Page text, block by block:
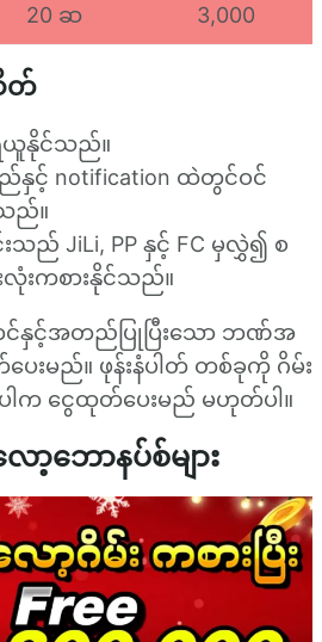
20 ဆ 3,000
တ်
ယူနိုင်သည်။
နှင့် notification ထဲတွင်ဝင်
ည်။
သည် JiLi, PP နှင့် FC မှလွှဲ၍ စ
းလုံးကစားနိုင်သည်။
င်နှင့်အတည်ပြုပြီးသော ဘဏ်အ
ပေးမည်။ ဖုန်းနံပါတ် တစ်ခုကို ဂိမ်း
ါက ငွေထုတ်ပေးမည် မဟုတ်ပါ။
ော့ဘောနပ်စ်များ